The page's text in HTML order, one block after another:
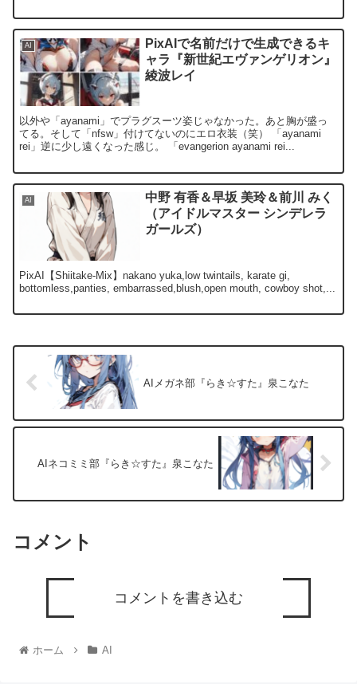
AI
PixAIで名前だけで生成できるキ
ャラ『新世紀エヴァンゲリオン』
綾波レイ
以外や「ayanami」でプラグスーツ姿じゃなかった。あと胸が盛っ
てる。そして「nfsw」付けてないのにエロ衣装（笑） 「ayanami
rei」逆に少し遠くなった感じ。 「evangerion ayanami rei...
AI
中野 有香＆早坂 美玲＆前川 みく
（アイドルマスター シンデレラ
ガールズ）
PixAI【Shiitake-Mix】nakano yuka,low twintails, karate gi,
bottomless,panties, embarrassed,blush,open mouth, cowboy shot,...
AIメガネ部『らき☆すた』泉こなた
AIネコミミ部『らき☆すた』泉こなた
コメント
コメントを書き込む
ホーム AI